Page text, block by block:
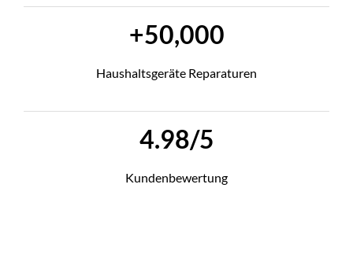
+50,000
Haushaltsgeräte Reparaturen
4.98/5
Kundenbewertung